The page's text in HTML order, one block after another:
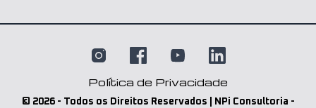
Política de Privacidade
© 2026- Todos os Direitos Reservados | NPi Consultoria -